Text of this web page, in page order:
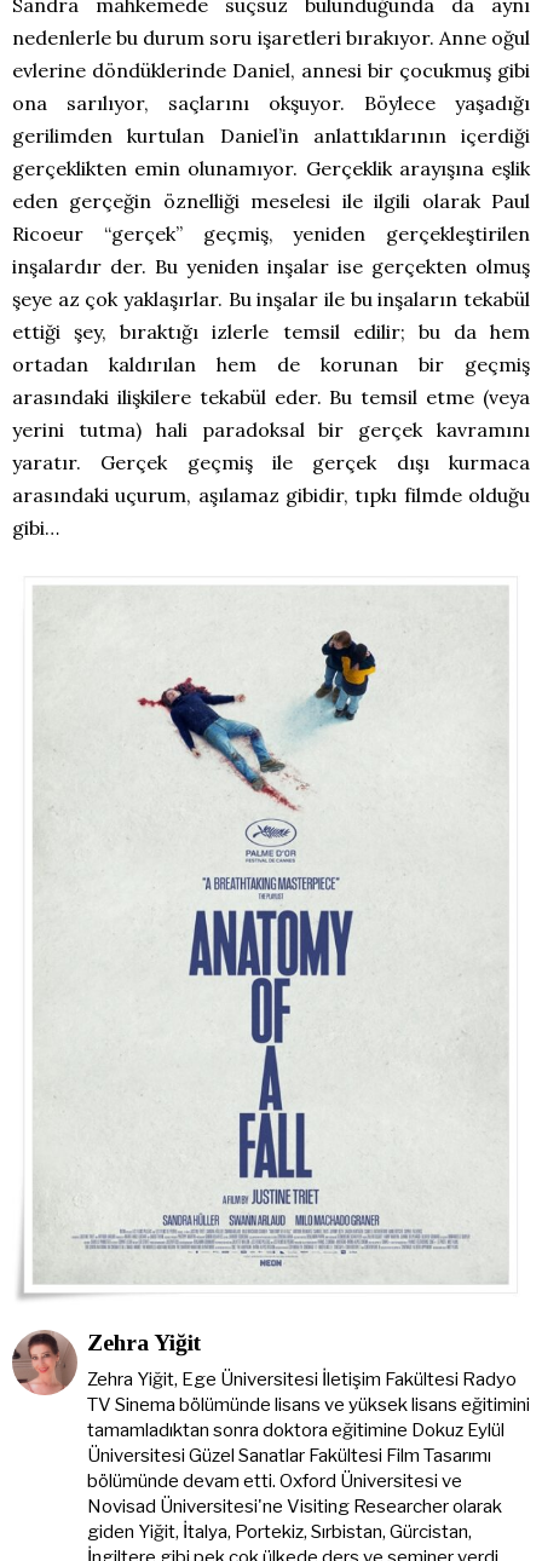
Sandra mahkemede suçsuz bulunduğunda da aynı
nedenlerle bu durum soru işaretleri bırakıyor. Anne oğul
evlerine döndüklerinde Daniel, annesi bir çocukmuş gibi
ona sarılıyor, saçlarını okşuyor. Böylece yaşadığı
gerilimden kurtulan Daniel’in anlattıklarının içerdiği
gerçeklikten emin olunamıyor. Gerçeklik arayışına eşlik
eden gerçeğin öznelliği meselesi ile ilgili olarak Paul
Ricoeur “gerçek” geçmiş, yeniden gerçekleştirilen
inşalardır der. Bu yeniden inşalar ise gerçekten olmuş
şeye az çok yaklaşırlar. Bu inşalar ile bu inşaların tekabül
ettiği şey, bıraktığı izlerle temsil edilir; bu da hem
ortadan kaldırılan hem de korunan bir geçmiş
arasındaki ilişkilere tekabül eder. Bu temsil etme (veya
yerini tutma) hali paradoksal bir gerçek kavramını
yaratır. Gerçek geçmiş ile gerçek dışı kurmaca
arasındaki uçurum, aşılamaz gibidir, tıpkı filmde olduğu
gibi…
Zehra Yiğit
Zehra Yiğit, Ege Üniversitesi İletişim Fakültesi Radyo
TV Sinema bölümünde lisans ve yüksek lisans eğitimini
tamamladıktan sonra doktora eğitimine Dokuz Eylül
Üniversitesi Güzel Sanatlar Fakültesi Film Tasarımı
bölümünde devam etti. Oxford Üniversitesi ve
Novisad Üniversitesi'ne Visiting Researcher olarak
giden Yiğit, İtalya, Portekiz, Sırbistan, Gürcistan,